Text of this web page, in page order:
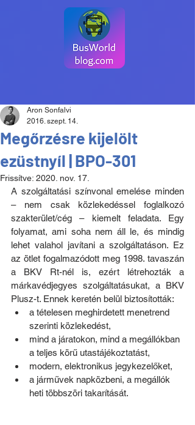
Megőrzésre kijelölt
ezüstnyíl | BPO-301
Aron Sonfalvi
2016. szept. 14.
Frissítve: 2020. nov. 17.
A szolgáltatási színvonal emelése minden
– nem csak közlekedéssel foglalkozó
szakterület/cég – kiemelt feladata. Egy
folyamat, ami soha nem áll le, és mindig
lehet valahol javítani a szolgáltatáson. Ez
az ötlet fogalmazódott meg 1998. tavaszán
a BKV Rt-nél is, ezért létrehozták a
márkavédjegyes szolgáltatásukat, a BKV
Plusz-t. Ennek keretén belül biztosították:
a tételesen meghirdetett menetrend
szerinti közlekedést,
mind a járatokon, mind a megállókban
a teljes körű utastájékoztatást,
modern, elektronikus jegykezelőket,
a járművek napközbeni, a megállók
heti többszöri takarítását.